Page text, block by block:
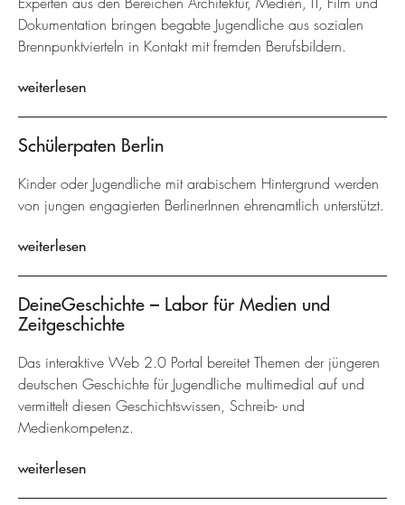
Dokumentation bringen begabte Jugendliche aus sozialen
Brennpunktvierteln in Kontakt mit fremden Berufsbildern.
weiterlesen
Schülerpaten Berlin
Kinder oder Jugendliche mit arabischem Hintergrund werden
von jungen engagierten BerlinerInnen ehrenamtlich unterstützt.
weiterlesen
DeineGeschichte – Labor für Medien und
Zeitgeschichte
Das interaktive Web 2.0 Portal bereitet Themen der jüngeren
deutschen Geschichte für Jugendliche multimedial auf und
vermittelt diesen Geschichtswissen, Schreib- und
Medienkompetenz.
weiterlesen